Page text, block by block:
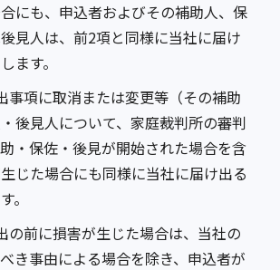
にも、申込者およびその補助人、保
見人は、前2項と同様に当社に届け
ます。
事項に取消または変更等（その補助
後見人について、家庭裁判所の審判
・保佐・後見が開始された場合を含
じた場合にも同様に当社に届け出る
。
の前に損害が生じた場合は、当社の
き事由による場合を除き、申込者が